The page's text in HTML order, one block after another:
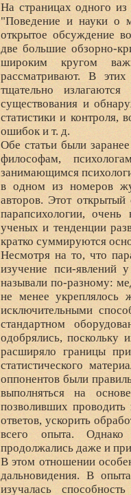
На страницах одного
"Поведение и науки о
открытое обсуждение
две большие обзорно-
широким кругом
рассматривают. В
тщательно
существования и
статистики и контроля,
ошибок и т. д.
Обе статьи были
философам,
занимающимся
в одном из номеров
авторов. Этот
парапсихологии,
ученых и тенденции
кратко суммируются
Несмотря на то, что
изучение пси-явлений
называли по-разному:
не менее укреплялось
исключительными
стандартном
одобрялись, поскольку
расширяло границы
статистического
оппонентов были
выполняться на
позволивших
ответов, ускорить
всего опыта. Однако
продолжались даже и
В этом отношении
дальновидения. В
изучалась